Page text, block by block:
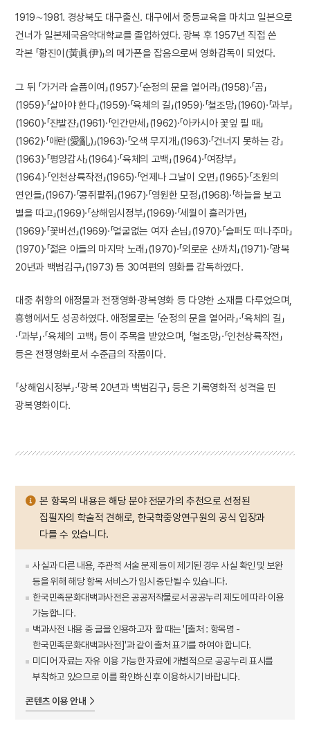
1919∼1981. 경상북도 대구출신. 대구에서 중등교육을 마치고 일본으로
건너가 일본제국음악대학교를 졸업하였다. 광복 후 1957년 직접 쓴
각본 「황진이(黃眞伊)」의 메가폰을 잡음으로써 영화감독이 되었다.
그 뒤 「가거라 슬픔이여」(1957)·「순정의 문을 열어라」(1958)·「곰」
(1959)·「살아야 한다」(1959)·「육체의 길」(1959)·「철조망」(1960)·「과부」
(1960)·「쟌발쟌」(1961)·「인간만세」(1962)·「아카시아 꽃잎 필 때」
(1962)·「애란(愛亂)」(1963)·「오색 무지개」(1963)·「건너지 못하는 강」
(1963)·「평양감사」(1964)·「육체의 고백」(1964)·「여장부」
(1964)·「인천상륙작전」(1965)·「언제나 그날이 오면」(1965)·「초원의
연인들」(1967)·「콩쥐팥쥐」(1967)·「영원한 모정」(1968)·「하늘을 보고
별을 따고」(1969)·「상해임시정부」(1969)·「세월이 흘러가면」
(1969)·「꽃버선」(1969)·「얼굴없는 여자 손님」(1970)·「슬퍼도 떠나주마」
(1970)·「젊은 아들의 마지막 노래」(1970)·「외로운 산까치」(1971)·「광복
20년과 백범김구」(1973) 등 30여편의 영화를 감독하였다.
대중 취향의 애정물과 전쟁영화·광복영화 등 다양한 소재를 다루었으며,
흥행에서도 성공하였다. 애정물로는 「순정의 문을 열어라」·「육체의 길」
·「과부」·「육체의 고백」 등이 주목을 받았으며, 「철조망」·「인천상륙작전」
등은 전쟁영화로서 수준급의 작품이다.
「상해임시정부」·「광복 20년과 백범김구」 등은 기록영화적 성격을 띤
광복영화이다.
본 항목의 내용은 해당 분야 전문가의 추천으로 선정된
집필자의 학술적 견해로, 한국학중앙연구원의 공식 입장과
다를 수 있습니다.
사실과 다른 내용, 주관적 서술 문제 등이 제기된 경우 사실 확인 및 보완
등을 위해 해당 항목 서비스가 임시 중단될 수 있습니다.
한국민족문화대백과사전은 공공저작물로서 공공누리 제도에 따라 이용
가능합니다.
백과사전 내용 중 글을 인용하고자 할 때는 '[출처 : 항목명 -
한국민족문화대백과사전]'과 같이 출처 표기를 하여야 합니다.
미디어 자료는 자유 이용 가능한 자료에 개별적으로 공공누리 표시를
부착하고 있으므로 이를 확인하신 후 이용하시기 바랍니다.
콘텐츠 이용 안내